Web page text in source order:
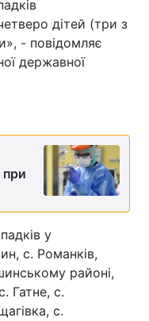
дітей (три з
- повідомляє
державної
при
у
с. Романків,
районі,
Гатне, с.
с.